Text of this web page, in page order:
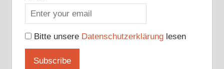
Bitte unsere Datenschutzerklärunglesen